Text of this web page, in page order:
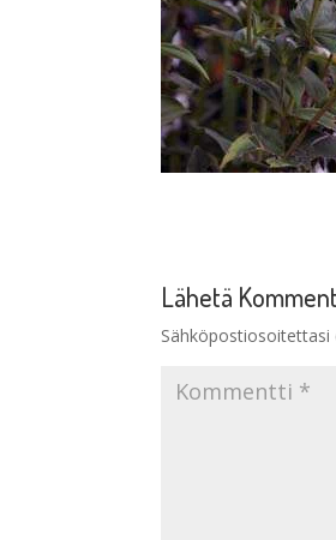
Lähetä
Sähköpostiosoitettasi